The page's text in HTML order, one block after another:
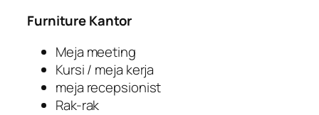
Furniture Kantor
Meja meeting
Kursi / meja kerja
meja recepsionist
Rak-rak